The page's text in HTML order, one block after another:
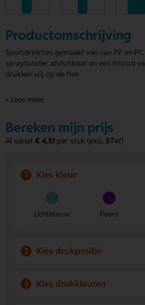
Productomschrijving
Sportdrinkfles gemaakt van van PP en
sprayfunctie, afsluitbaar en een inhoud
drukken wij op de fles
+ Lees meer
Bereken mijn prijs
Al vanaf€ 4,51 per stuk (excl. BTW)
1 Kies kleur
Lichtblauw Paars
2 Kies drukpositie
3 Kies drukkleuren